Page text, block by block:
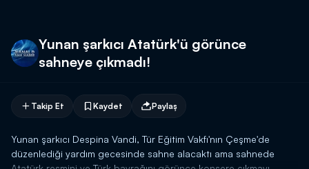
Yunan şarkıcı Atatürk'ü görünce
sahneye çıkmadı!
Takip Et Kaydet Paylaş
Yunan şarkıcı Despina Vandi, Tür Eğitim Vakfı'nın Çeşme'de
düzenlediği yardım gecesinde sahne alacaktı ama sahnede